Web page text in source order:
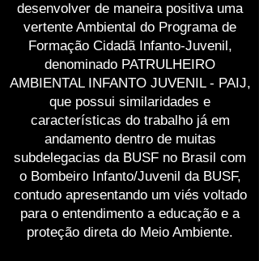
desenvolver de maneira positiva uma
vertente Ambiental do Programa de
Formação Cidadã Infanto-Juvenil,
denominado PATRULHEIRO
AMBIENTAL INFANTO JUVENIL - PAIJ,
que possui similaridades e
características do trabalho já em
andamento dentro de muitas
subdelegacias da BUSF no Brasil com
o Bombeiro Infanto/Juvenil da BUSF,
contudo apresentando um viés voltado
para o entendimento a educação e a
proteção direta do Meio Ambiente.